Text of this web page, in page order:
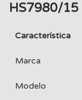
HS7980/15
Característica
Marca
Modelo